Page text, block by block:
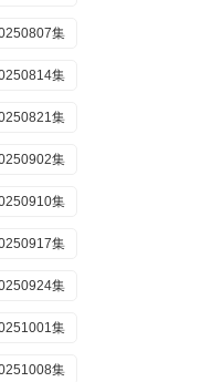
集
集
集
集
集
集
集
集
集